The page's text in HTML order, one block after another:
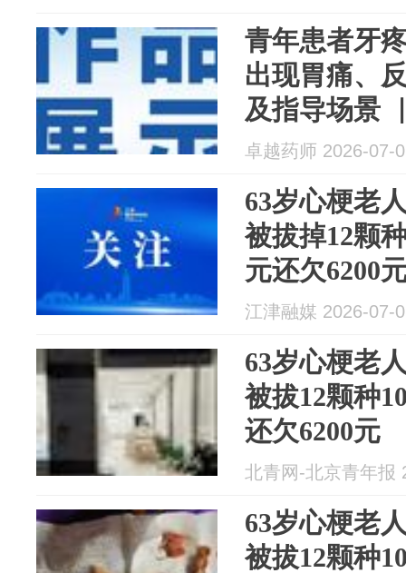
青年患者牙
出现胃痛、
及指导场景
展大会-情景
（六）
卓越药师 2026-07-
63岁心梗老
被拔掉12颗
元还欠6200
洞，卫健部
江津融媒 2026-07-
63岁心梗老
被拔12颗种
还欠6200元
北青网-北京青年报
63岁心梗老
被拔12颗种